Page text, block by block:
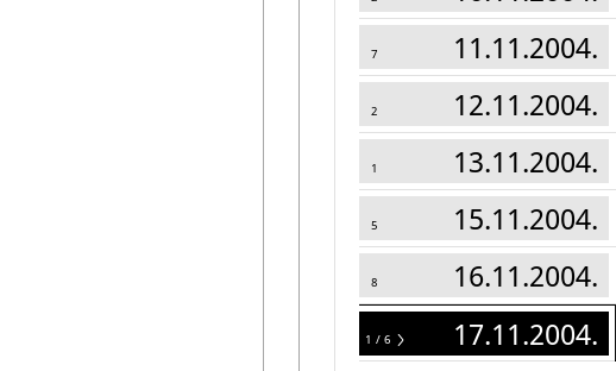
7 11.11.2004.
2 12.11.2004.
1 13.11.2004.
5 15.11.2004.
8 16.11.2004.
6 17.11.2004.
1 / 6